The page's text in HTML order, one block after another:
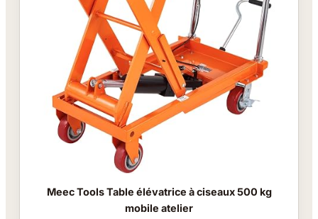
Meec Tools Table élévatrice à ciseaux 500 kg
mobile atelier